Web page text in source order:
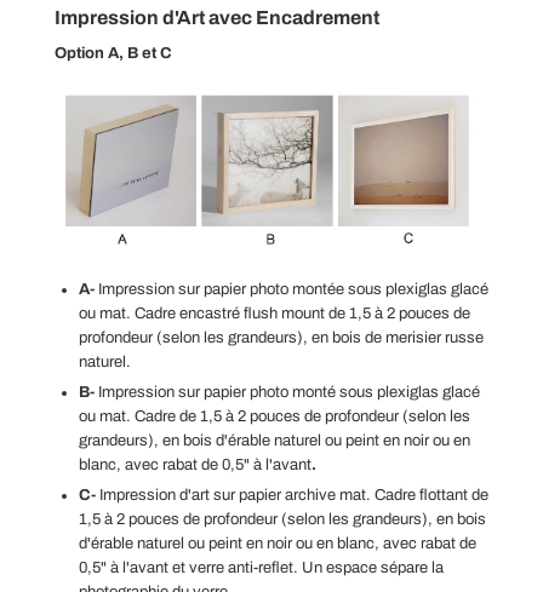
Impression d'Art avec Encadrement
Option A, B et C
A- Impression sur papier photo montée sous plexiglas glacé
ou mat. Cadre encastré flush mount de 1,5 à 2 pouces de
profondeur (selon les grandeurs), en bois de merisier russe
naturel.
B- Impression sur papier photo monté sous plexiglas glacé
ou mat. Cadre de 1,5 à 2 pouces de profondeur (selon les
grandeurs), en bois d'érable naturel ou peint en noir ou en
blanc, avec rabat de 0,5" à l'avant.
C- Impression d'art sur papier archive mat. Cadre flottant de
1,5 à 2 pouces de profondeur (selon les grandeurs), en bois
d'érable naturel ou peint en noir ou en blanc, avec rabat de
0,5" à l'avant et verre anti-reflet. Un espace sépare la